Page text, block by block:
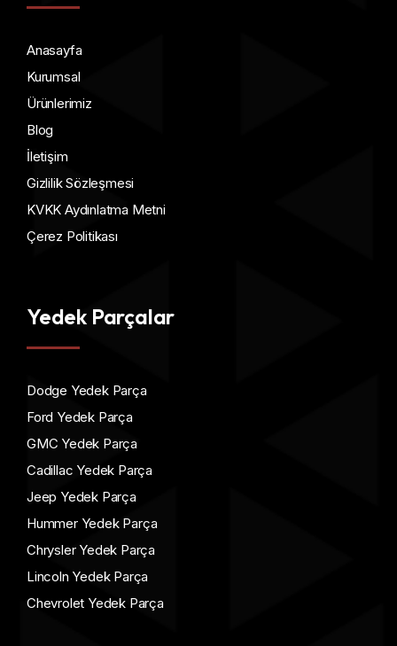
Anasayfa
Kurumsal
Ürünlerimiz
Blog
İletişim
Gizlilik Sözleşmesi
KVKK Aydınlatma Metni
Çerez Politikası
Yedek Parçalar
Dodge Yedek Parça
Ford Yedek Parça
GMC Yedek Parça
Cadillac Yedek Parça
Jeep Yedek Parça
Hummer Yedek Parça
Chrysler Yedek Parça
Lincoln Yedek Parça
Chevrolet Yedek Parça